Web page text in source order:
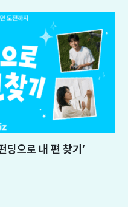
딩으로 내 편 찾기’